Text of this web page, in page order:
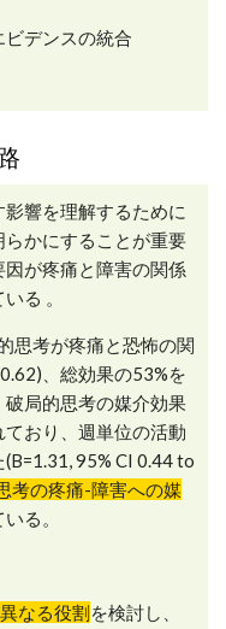
デンスの統合
響を理解するために
かにすることが重要
が疼痛と障害の関係
る 。
思考が疼痛と恐怖の関
、総効果の53%を
局的思考の媒介効果
おり、週単位の活動
95% CI 0.44 to
考の疼痛-障害への媒
る。
なる役割を検討し、